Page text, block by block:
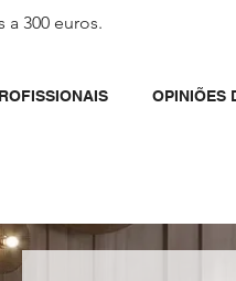
300 euros.
OPINIÕES